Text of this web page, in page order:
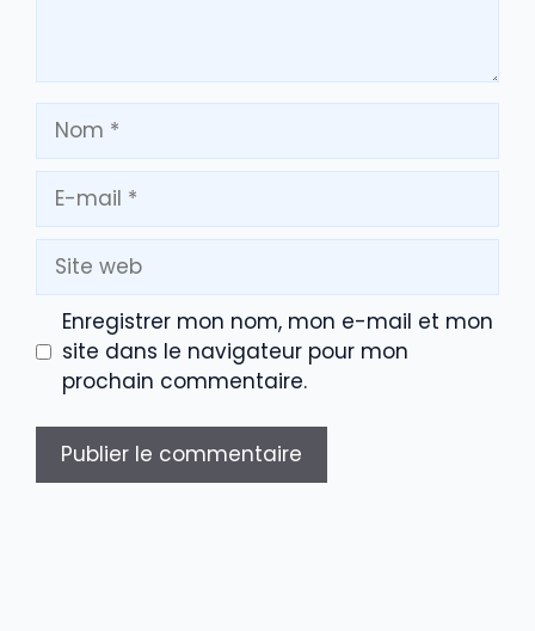
Nom
mail
Site
web
Enregistrer mon nom, mon e-mail et mon
site dans le navigateur pour mon
prochain commentaire.